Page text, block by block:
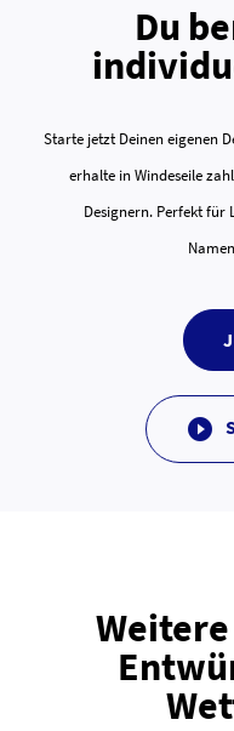
Du
Starte jetzt Deinen eigenen
erhalte in Windeseile
Designern. Perfekt für
